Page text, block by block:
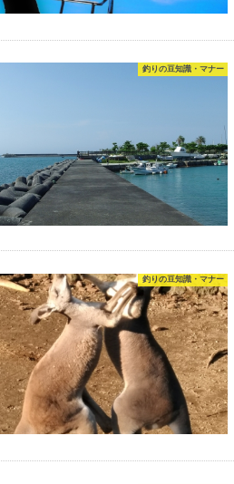
釣りの豆知識・マナー
釣りの豆知識・マナー